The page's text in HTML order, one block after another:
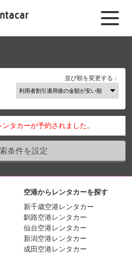
並び順を変更する：
タカーが予約されました。
条件を設定
空港からレンタカーを探す
新千歳空港レンタカー
釧路空港レンタカー
仙台空港レンタカー
新潟空港レンタカー
成田空港レンタカー